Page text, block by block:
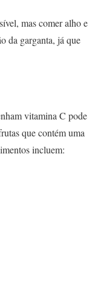
mas comer alho e
da garganta, já que
vitamina C pode
que contém uma
incluem: